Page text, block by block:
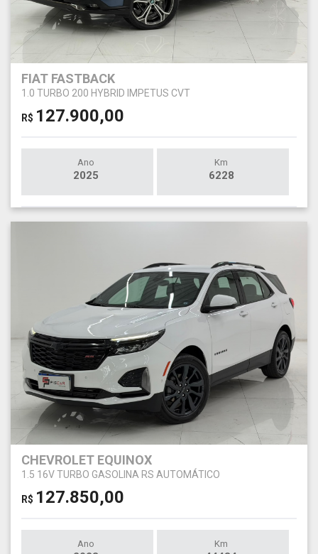
FIAT FASTBACK
1.0 TURBO 200 HYBRID IMPETUS CVT
R$ 127.900,00
Ano
2025
Km
6228
CHEVROLET EQUINOX
1.5 16V TURBO GASOLINA RS AUTOMÁTICO
R$ 127.850,00
Ano Km